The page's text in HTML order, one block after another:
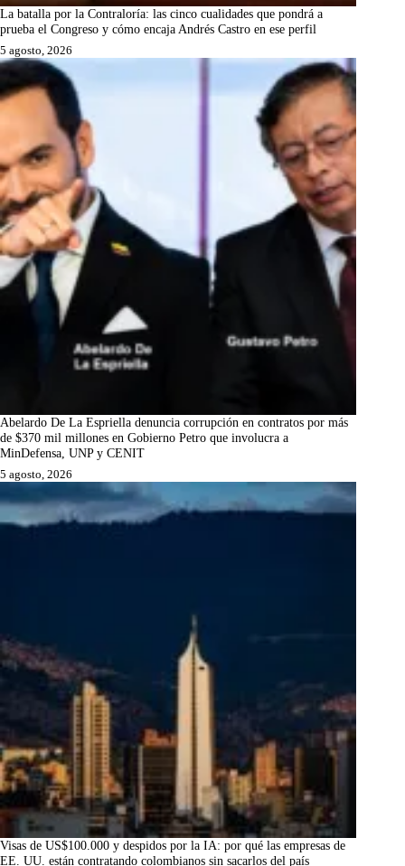
La batalla por la Contraloría: las cinco cualidades que pondrá a
prueba el Congreso y cómo encaja Andrés Castro en ese perfil
5 agosto, 2026
Abelardo De La Espriella denuncia corrupción en contratos por más
de $370 mil millones en Gobierno Petro que involucra a
MinDefensa, UNP y CENIT
5 agosto, 2026
Visas de US$100.000 y despidos por la IA: por qué las empresas de
EE. UU. están contratando colombianos sin sacarlos del país